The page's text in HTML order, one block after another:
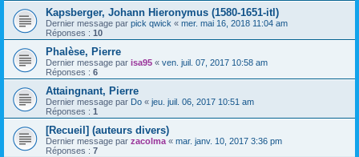
Kapsberger, Johann Hieronymus (1580-1651-itl)
Dernier message par pick qwick « mer. mai 16, 2018 11:04 am
Réponses : 10
Phalèse, Pierre
Dernier message par isa95 « ven. juil. 07, 2017 10:58 am
Réponses : 6
Attaingnant, Pierre
Dernier message par Do « jeu. juil. 06, 2017 10:51 am
Réponses : 1
[Recueil] (auteurs divers)
Dernier message par zacolma « mar. janv. 10, 2017 3:36 pm
Réponses : 7